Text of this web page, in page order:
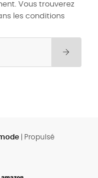
Vous trouverez
les conditions
| Propulsé